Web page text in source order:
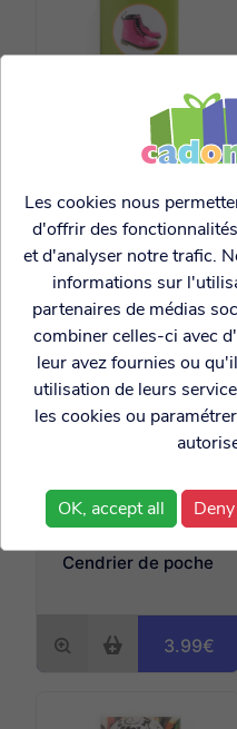
fantaisie Pink shoes
3.99€
Cendrier de poche
3.99€
Les cookies nous
d'offrir des
et d'analyser notre trafic.
informations sur
partenaires de médias
combiner celles-ci avec
leur avez fournies ou
utilisation de leurs
les cookies ou
OK, accept all